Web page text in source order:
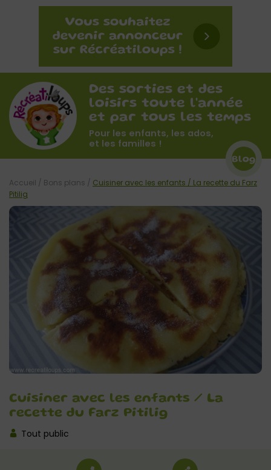
Des sorties et des
loisirs toute l'année
et par tous les temps
Pour les enfants, les ados,
et les familles !
Blog
Cuisiner avec les enfants / La
recette du Farz Pitilig
Tout public
Accueil / Bons plans / Cuisiner avec les enfants / La recette du Farz
Pitilig